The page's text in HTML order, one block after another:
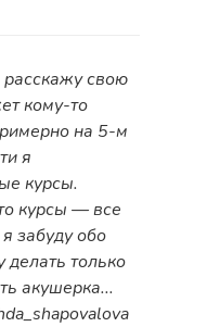
расскажу свою
кому-то
на 5-м
я
курсы.
курсы — все
забуду обо
делать только
акушерка...